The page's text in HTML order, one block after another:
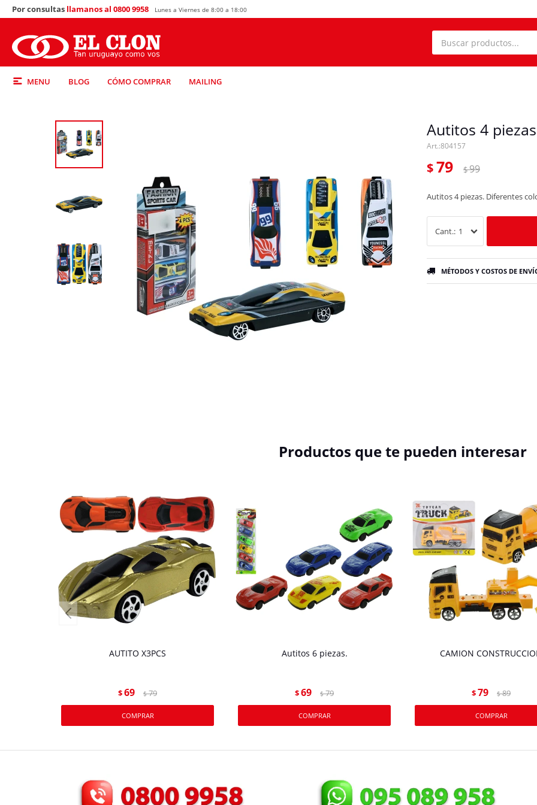
MENU BLOG CÓMO COMPRAR MAILING
Por consultas llamanos al 0800 9958 Lunes a Viernes de 8:00 a 18:00
Autitos 4
804157
$79 $99
Autitos 4 piezas. Diferentes
1
MÉTODOS Y COSTOS DE
Productos que te pueden interesar
AUTITO X3PCS
$69 $ 79
Autitos 6 piezas.
$69 $ 79
CAMION
$79 $ 89